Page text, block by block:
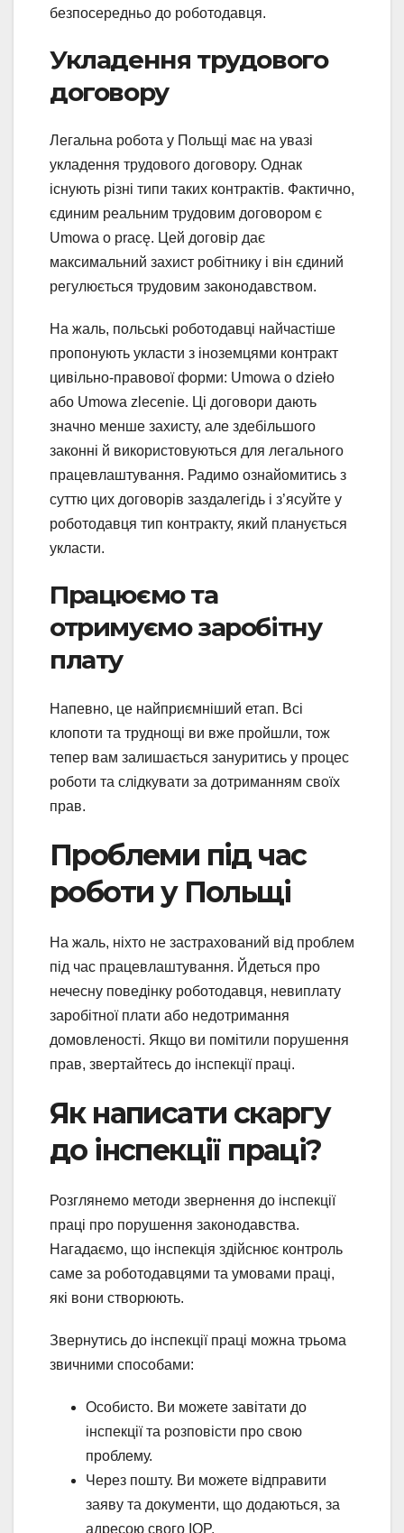
безпосередньо до роботодавця.
Укладення трудового
договору
Легальна робота у Польщі має на увазі
укладення трудового договору. Однак
існують різні типи таких контрактів. Фактично,
єдиним реальним трудовим договором є
Umowa o pracę. Цей договір дає
максимальний захист робітнику і він єдиний
регулюється трудовим законодавством.
На жаль, польські роботодавці найчастіше
пропонують укласти з іноземцями контракт
цивільно-правової форми: Umowa o dzieło
або Umowa zlecenie. Ці договори дають
значно менше захисту, але здебільшого
законні й використовуються для легального
працевлаштування. Радимо ознайомитись з
суттю цих договорів заздалегідь і з’ясуйте у
роботодавця тип контракту, який планується
укласти.
Працюємо та
отримуємо заробітну
плату
Напевно, це найприємніший етап. Всі
клопоти та труднощі ви вже пройшли, тож
тепер вам залишається зануритись у процес
роботи та слідкувати за дотриманням своїх
прав.
Проблеми під час
роботи у Польщі
На жаль, ніхто не застрахований від проблем
під час працевлаштування. Йдеться про
нечесну поведінку роботодавця, невиплату
заробітної плати або недотримання
домовленості. Якщо ви помітили порушення
прав, звертайтесь до інспекції праці.
Як написати скаргу
до інспекції праці?
Розглянемо методи звернення до інспекції
праці про порушення законодавства.
Нагадаємо, що інспекція здійснює контроль
саме за роботодавцями та умовами праці,
які вони створюють.
Звернутись до інспекції праці можна трьома
звичними способами:
Особисто. Ви можете завітати до
інспекції та розповісти про свою
проблему.
Через пошту. Ви можете відправити
заяву та документи, що додаються, за
адресою свого IOP.